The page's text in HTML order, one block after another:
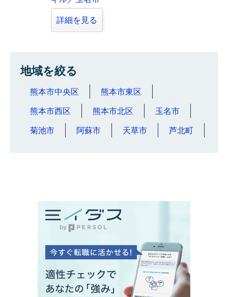
詳細を見る
地域を絞る
熊本市中央区 熊本市東区
熊本市西区 熊本市北区 玉名市
菊池市 阿蘇市 天草市 芦北町